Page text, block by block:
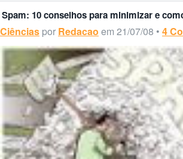
Spam: 10 conselhos para minimizar e
Ciências por Redacao em 21/07/08 • 4